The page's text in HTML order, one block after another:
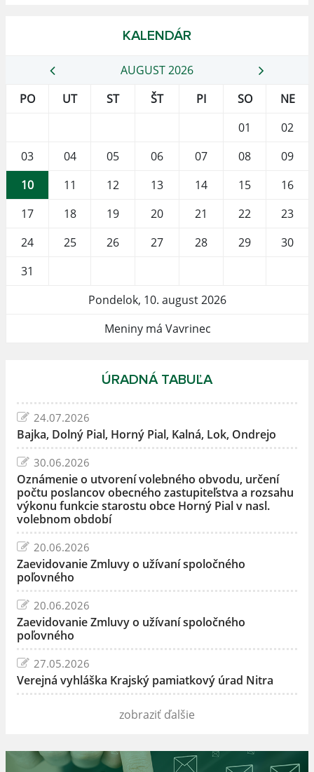
KALENDÁR
AUGUST 2026
PO
UT ST ŠT PI SO
NE
01
02
03
04 05 06 07 08
09
10
11 12 13 14 15
16
17
18 19 20 21 22
23
24
25 26 27 28 29
30
31
Pondelok, 10. august 2026
Meniny má Vavrinec
ÚRADNÁ TABUĽA
24.07.2026
Bajka, Dolný Pial, Horný Pial, Kalná, Lok, Ondrejo
30.06.2026
Oznámenie o utvorení volebného obvodu, určení
počtu poslancov obecného zastupiteľstva a rozsahu
výkonu funkcie starostu obce Horný Pial v nasl.
volebnom období
20.06.2026
Zaevidovanie Zmluvy o užívaní spoločného
poľovného
20.06.2026
Zaevidovanie Zmluvy o užívaní spoločného
poľovného
27.05.2026
Verejná vyhláška Krajský pamiatkový úrad Nitra
zobraziť ďalšie